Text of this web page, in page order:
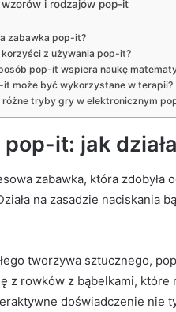
i rodzajów pop-it
zabawka pop-it?
korzyści z używania pop-it?
pop-it wspiera naukę
it może być wykorzystane w terapii?
różne tryby gry w elektronicznym
pop-it: jak
zabawka, która
na zasadzie naciskania
tworzywa sztucznego,
z rowków z bąbelkami,
doświadczenie nie